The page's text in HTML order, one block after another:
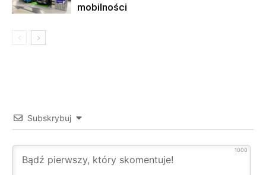
mobilności
Subskrybuj
1000